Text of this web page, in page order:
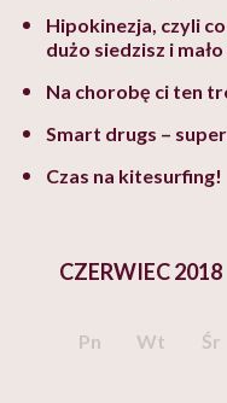
Hipokinezja, czyli
dużo siedzisz i
Na chorobę ci ten
Smart drugs –
Czas na kitesurfing!
CZERWIEC 2018
Pn Wt Śr